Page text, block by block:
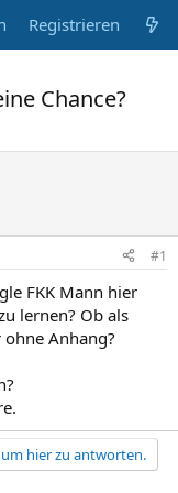
Registrieren
Chance?
#1
FKK Mann hier
lernen? Ob als
Anhang?
hier zu antworten.